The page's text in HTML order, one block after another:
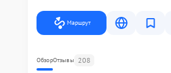
Маршрут
ОбзорОтзывы 208